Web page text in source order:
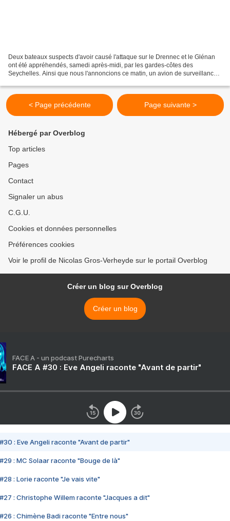
Deux bateaux suspects d'avoir causé l'attaque sur le Drennec et le Glénan
ont été appréhendés, samedi après-midi, par les gardes-côtes des
Seychelles. Ainsi que nous l'annoncions ce matin, un avion de surveillance
< Page précédente Page suivante >
Hébergé par Overblog
Top articles
Pages
Contact
Signaler un abus
C.G.U.
Cookies et données personnelles
Préférences cookies
Voir le profil de Nicolas Gros-Verheyde sur le portail Overblog
Créer un blog sur Overblog
Créer un blog
FACE A - un podcast Purecharts
FACE A #30 : Eve Angeli raconte "Avant de partir"
#30 : Eve Angeli raconte "Avant de partir"
#29 : MC Solaar raconte "Bouge de là"
#28 : Lorie raconte "Je vais vite"
#27 : Christophe Willem raconte "Jacques a dit"
#26 : Chimène Badi raconte "Entre nous"